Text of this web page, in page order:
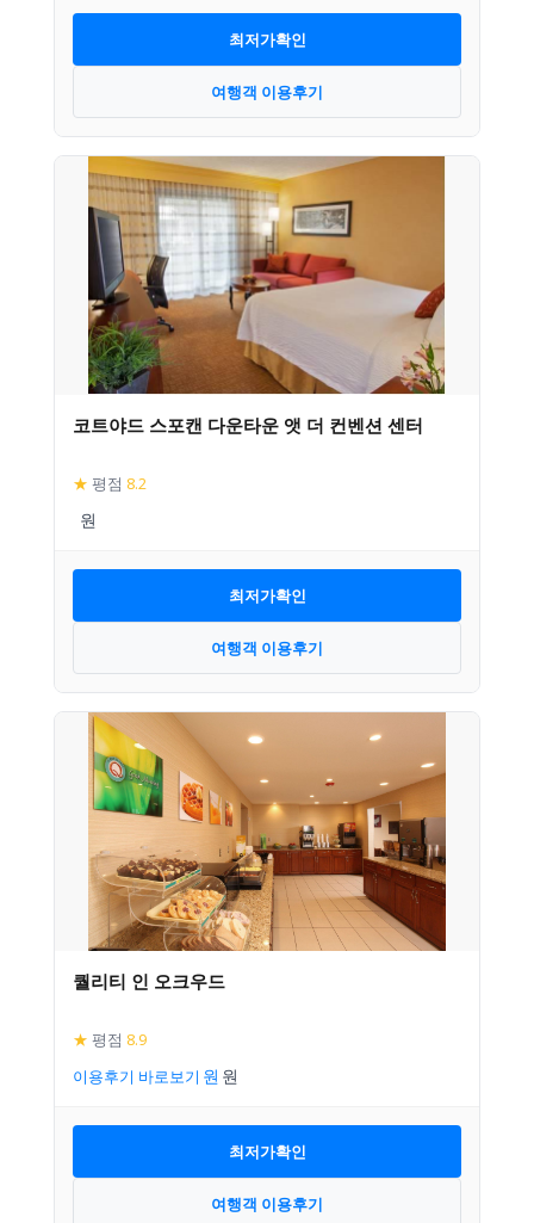
최저가확인
여행객 이용후기
코트야드 스포캔 다운타운 앳 더 컨벤션 센터
★ 평점 8.2
최저가확인
여행객 이용후기
퀄리티 인 오크우드
★ 평점 8.9
이용후기 바로보기
최저가확인
여행객 이용후기